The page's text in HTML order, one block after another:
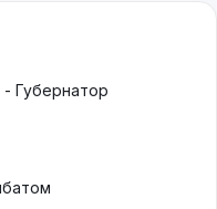
Губернатор